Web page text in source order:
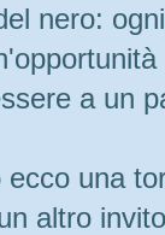
nero:
a un
una
altro